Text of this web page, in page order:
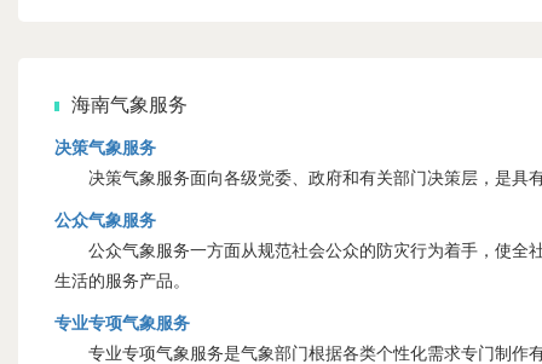
海南气象服务
决策气象服务
决策气象服务面向各级党委、政府和有关部门决策层，是具
公众气象服务
公众气象服务一方面从规范社会公众的防灾行为着手，使全
生活的服务产品。
专业专项气象服务
专业专项气象服务是气象部门根据各类个性化需求专门制作